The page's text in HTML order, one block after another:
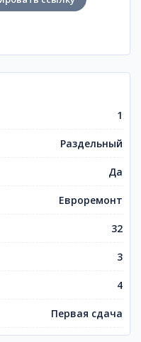
1
Раздельный
Да
Евроремонт
32
3
4
Первая сдача